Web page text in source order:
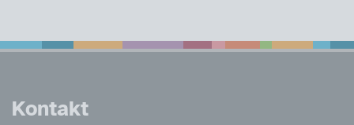
Service
Kontakt